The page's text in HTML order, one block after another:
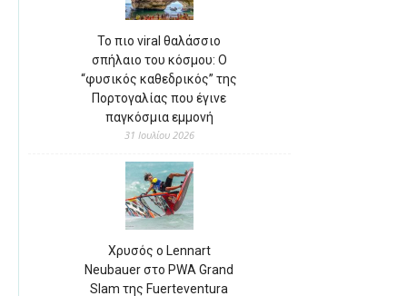
Το πιο viral θαλάσσιο
σπήλαιο του κόσμου: Ο
“φυσικός καθεδρικός” της
Πορτογαλίας που έγινε
παγκόσμια εμμονή
31 Ιουλίου 2026
Χρυσός ο Lennart
Neubauer στο PWA Grand
Slam της Fuerteventura